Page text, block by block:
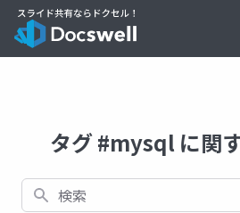
タグ #mysql に関
検索